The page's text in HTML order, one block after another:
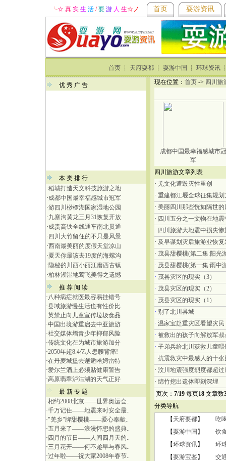
╰☆ 真 实 生 活 /耍 游人 生☆ ノ 首页 耍游资讯
首页 ┊ 天府耍都 ┊ 耍游中国 ┊ 环球资讯
优 秀 广 告
本 类 排 行
·稻城打造天文科技旅游之地
·成都中国最幸福感城市冠军
·游四川桫椤湖国家湿地公园
·九寨沟黄龙三月31恢复开放
·成贵高铁全线通车南北贯通
· 四川大竹留住的不只是风景
·西南最美丽的度假天堂凉山
·夏天你最该去19度的海螺沟
·隐秘的川西小丽江磨西古镇
·柏林湖湿地莺飞美得之遗憾
推 荐 阅 读
·八种病症就医最容易挂错号
·县域旅游慢生活也有性价比
·英禁止向儿童宣传垃圾食品
·中国出境游重启去中亚旅游
·社交媒体增青少年抑郁风险
·传统文化在为城市旅游加分
·2050年超8.4亿人患腰背痛!
·在丹麦城堡去邂逅哈姆雷特
·爱尔兰酒上必须贴健康警告
·高原翡翠泸沽湖的天气正好
最 新 专 题
·相约2008北京——世界奥运会..
·千万记住——地震来时安全最..
·"羌乡"牌甜樱桃——爱心奉献..
·五月来了——浪漫怀想的盛典..
· 四月的节日——人间四月天的..
·三月花开——何不趁早与春风..
·过年啦——祝大家2008年春节..
现在位置： 首页 -> 四川旅
成都中国最幸福感城市冠
军
四川旅游文章列表
· 羌文化遭毁灭性重创
· 重建都江堰全球征集规划
· 美丽四川那些恍如隔世的
· 四川五分之一文物在地
· 四川旅游大地震中损失惨
· 及早谋划灾后旅游业恢复
· 茂县甜樱桃(第二集:阳光
· 茂县甜樱桃(第一集:雨中
· 茂县灾区的现实（3）
· 茂县灾区的现实（2）
· 茂县灾区的现实（1）
· 别了北川县城
· 温家宝赴重灾区看望灾民
· 被救出的孩子向解放军叔
· 子弟兵给北川获救儿童喂
· 抗震救灾中最感人的十张
· 汶川地震强度烈度都超
· 绵竹挖出遗体即刻深埋
页次： 7/19 每页18 文章数
分类导航
【 天府耍都】
吃
【耍游中国 】
饮
【环球资讯】
环
【耍游宝鉴】
交